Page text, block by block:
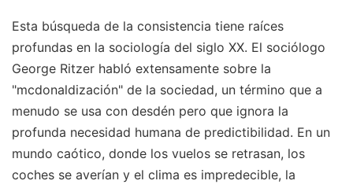
Esta búsqueda de la consistencia tiene raíces
profundas en la sociología del siglo XX. El sociólogo
George Ritzer habló extensamente sobre la
"mcdonaldización" de la sociedad, un término que a
menudo se usa con desdén pero que ignora la
profunda necesidad humana de predictibilidad. En un
mundo caótico, donde los vuelos se retrasan, los
coches se averían y el clima es impredecible, la